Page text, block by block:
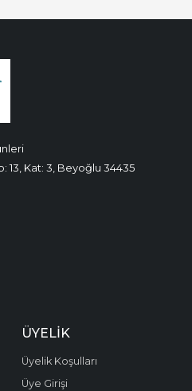
13, Kat: 3, Beyoğlu 34435
ÜYELIK
Üyelik Koşulları
Üye Girişi